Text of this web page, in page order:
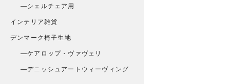
シェルチェア用
インテリア雑貨
デンマーク椅子生地
ケアロップ・ヴァヴェリ
デニッシュアートウィーヴィング